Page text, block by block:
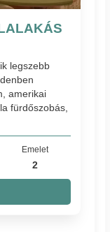
legszebb
amerikai
fürdőszobás,
Emelet
2